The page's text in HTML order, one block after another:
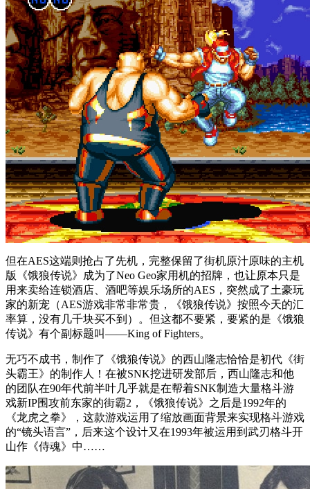
但在AES这端则抢占了先机，完整保留了街机原汁原味的主机
版《饿狼传说》成为了Neo Geo家用机的招牌，也让原本只是
用来卖给连锁酒店、酒吧等娱乐场所的AES，突然成了土豪玩
家的新宠（AES游戏非常非常贵，《饿狼传说》按照今天的汇
率算，没有几千块买不到）。但这都不要紧，要紧的是《饿狼
传说》有个副标题叫——King of Fighters。
无巧不成书，制作了《饿狼传说》的西山隆志恰恰是初代《街
头霸王》的制作人！在被SNK挖进研发部后，西山隆志和他
的团队在90年代前半叶几乎就是在帮着SNK制造大量格斗游
戏新IP围攻前东家的街霸2，《饿狼传说》之后是1992年的
《龙虎之拳》，这款游戏运用了缩放画面背景来实现格斗游戏
的“镜头语言”，后来这个设计又在1993年被运用到武刃格斗开
山作《侍魂》中……